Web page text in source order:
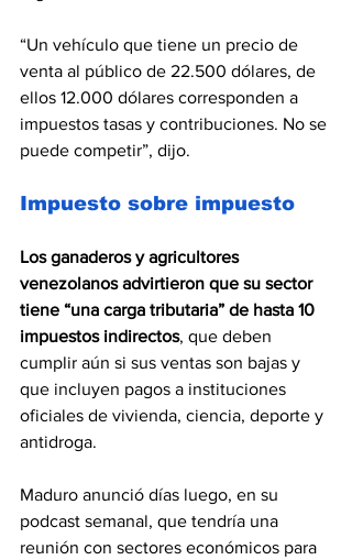
“Un vehículo que tiene un precio de
venta al público de 22.500 dólares, de
ellos 12.000 dólares corresponden a
impuestos tasas y contribuciones. No se
puede competir”, dijo.
Impuesto sobre impuesto
Los ganaderos y agricultores
venezolanos advirtieron que su sector
tiene “una carga tributaria” de hasta 10
impuestos indirectos, que deben
cumplir aún si sus ventas son bajas y
que incluyen pagos a instituciones
oficiales de vivienda, ciencia, deporte y
antidroga.
Maduro anunció días luego, en su
podcast semanal, que tendría una
reunión con sectores económicos para